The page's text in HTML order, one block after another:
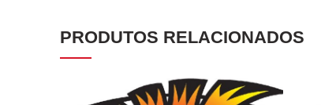
PRODUTOS RELACIONADOS